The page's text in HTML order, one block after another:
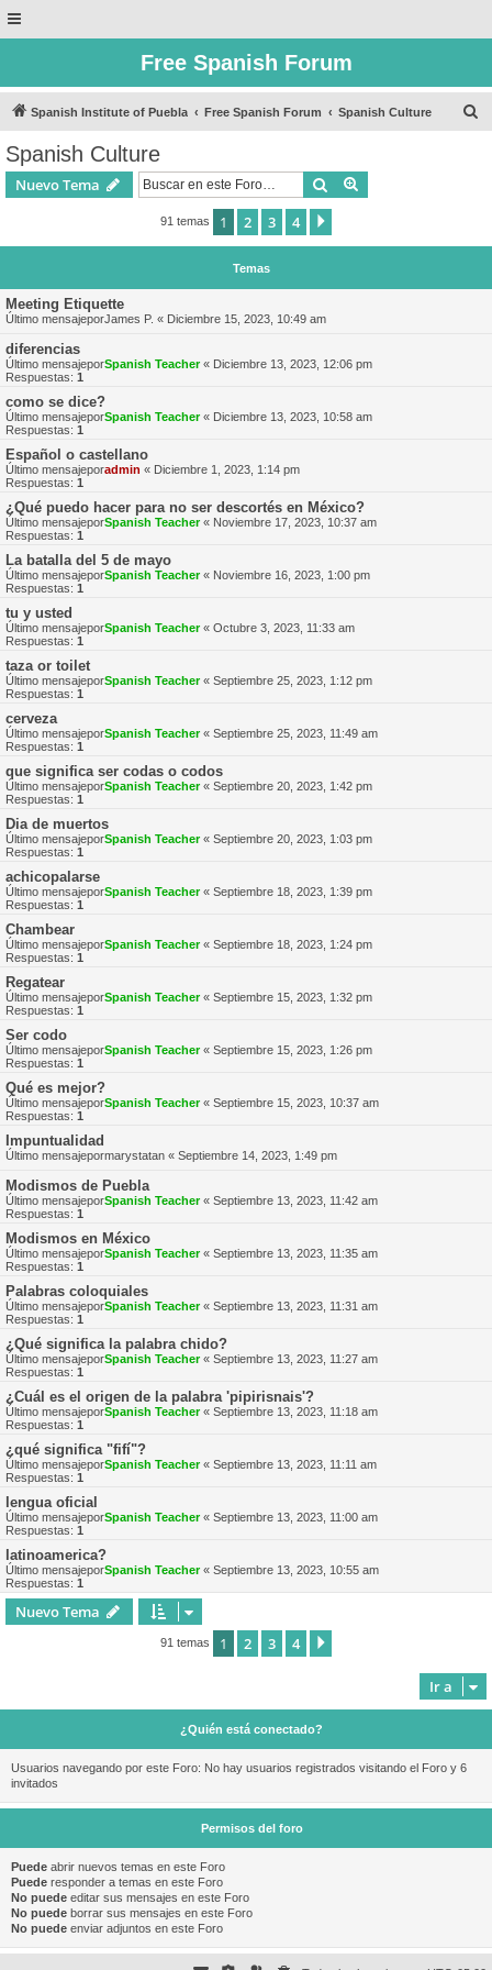
Free Spanish Forum
Spanish Institute of Puebla Free Spanish Forum Spanish Culture
Spanish Culture
Nuevo Tema Buscar
91 temas 1 2 3 4
Temas
Meeting Etiquette
Último mensajeporJames P. « Diciembre 15, 2023, 10:49 am
diferencias
Último mensajeporSpanish Teacher« Diciembre 13, 2023, 12:06 pm
Respuestas: 1
como se dice?
Último mensajeporSpanish Teacher« Diciembre 13, 2023, 10:58 am
Respuestas: 1
Español o castellano
Último mensajeporadmin « Diciembre 1, 2023, 1:14 pm
Respuestas: 1
¿Qué puedo hacer para no ser descortés en México?
Último mensajeporSpanish Teacher« Noviembre 17, 2023, 10:37 am
Respuestas: 1
La batalla del 5 de mayo
Último mensajeporSpanish Teacher« Noviembre 16, 2023, 1:00 pm
Respuestas: 1
tu y usted
Último mensajeporSpanish Teacher« Octubre 3, 2023, 11:33 am
Respuestas: 1
taza or toilet
Último mensajeporSpanish Teacher« Septiembre 25, 2023, 1:12 pm
Respuestas: 1
cerveza
Último mensajeporSpanish Teacher« Septiembre 25, 2023, 11:49 am
Respuestas: 1
que significa ser codas o codos
Último mensajeporSpanish Teacher« Septiembre 20, 2023, 1:42 pm
Respuestas: 1
Dia de muertos
Último mensajeporSpanish Teacher« Septiembre 20, 2023, 1:03 pm
Respuestas: 1
achicopalarse
Último mensajeporSpanish Teacher« Septiembre 18, 2023, 1:39 pm
Respuestas: 1
Chambear
Último mensajeporSpanish Teacher« Septiembre 18, 2023, 1:24 pm
Respuestas: 1
Regatear
Último mensajeporSpanish Teacher« Septiembre 15, 2023, 1:32 pm
Respuestas: 1
Ser codo
Último mensajeporSpanish Teacher« Septiembre 15, 2023, 1:26 pm
Respuestas: 1
Qué es mejor?
Último mensajeporSpanish Teacher« Septiembre 15, 2023, 10:37 am
Respuestas: 1
Impuntualidad
Último mensajepormarystatan « Septiembre 14, 2023, 1:49 pm
Modismos de Puebla
Último mensajeporSpanish Teacher« Septiembre 13, 2023, 11:42 am
Respuestas: 1
Modismos en México
Último mensajeporSpanish Teacher« Septiembre 13, 2023, 11:35 am
Respuestas: 1
Palabras coloquiales
Último mensajeporSpanish Teacher« Septiembre 13, 2023, 11:31 am
Respuestas: 1
¿Qué significa la palabra chido?
Último mensajeporSpanish Teacher« Septiembre 13, 2023, 11:27 am
Respuestas: 1
¿Cuál es el origen de la palabra 'pipirisnais'?
Último mensajeporSpanish Teacher« Septiembre 13, 2023, 11:18 am
Respuestas: 1
¿qué significa "fifí"?
Último mensajeporSpanish Teacher« Septiembre 13, 2023, 11:11 am
Respuestas: 1
lengua oficial
Último mensajeporSpanish Teacher« Septiembre 13, 2023, 11:00 am
Respuestas: 1
latinoamerica?
Último mensajeporSpanish Teacher« Septiembre 13, 2023, 10:55 am
Respuestas: 1
Nuevo Tema
91 temas 1 2 3 4
Ir a
¿Quién está conectado?
Usuarios navegando por este Foro: No hay usuarios registrados visitando el Foro y 6
invitados
Permisos del foro
Puede abrir nuevos temas en este Foro
Puede responder a temas en este Foro
No puede editar sus mensajes en este Foro
No puede borrar sus mensajes en este Foro
No puede enviar adjuntos en este Foro